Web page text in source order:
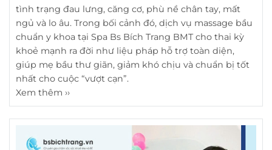
tình trạng đau lưng, căng cơ, phù nề chân tay, mất
ngủ và lo âu. Trong bối cảnh đó, dịch vụ massage bầu
chuẩn y khoa tại Spa Bs Bích Trang BMT cho thai kỳ
khoẻ mạnh ra đời như liệu pháp hỗ trợ toàn diện,
giúp mẹ bầu thư giãn, giảm khó chịu và chuẩn bị tốt
nhất cho cuộc “vượt cạn”.
Xem thêm ››